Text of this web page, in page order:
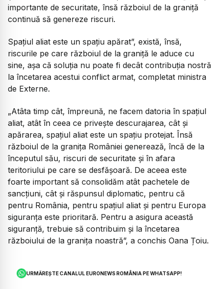
importante de securitate, însă războiul de la graniță
continuă să genereze riscuri.
Spațiul aliat este un spațiu apărat”, există, însă,
riscurile pe care războiul de la graniță le aduce cu
sine, așa că soluția nu poate fi decât contribuția nostră
la încetarea acestui conflict armat, completat ministra
de Externe.
„Atâta timp cât, împreună, ne facem datoria în spațiul
aliat, atât în ceea ce privește descurajarea, cât și
apărarea, spațiul aliat este un spațiu protejat. Însă
războiul de la granița României generează, încă de la
începutul său, riscuri de securitate și în afara
teritoriului pe care se desfășoară. De aceea este
foarte important să consolidăm atât pachetele de
sancțiuni, cât și răspunsul diplomatic, pentru că
pentru România, pentru spațiul aliat și pentru Europa
siguranța este prioritară. Pentru a asigura această
siguranță, trebuie să contribuim și la încetarea
războiului de la granița noastră”, a conchis Oana Țoiu.
URMĂREȘTE CANALUL EURONEWS ROMÂNIA PE WHATSAPP!